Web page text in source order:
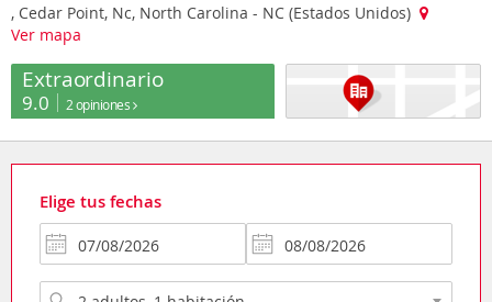
, Cedar Point, Nc, North Carolina - NC (Estados Unidos)
Ver mapa
Extraordinario
9.0 2 opiniones
Elige tus fechas